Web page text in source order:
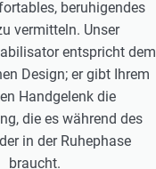
beruhigendes
vermitteln. Unser
entspricht dem
Design; er gibt Ihrem
Handgelenk die
die es während des
in der Ruhephase
braucht.